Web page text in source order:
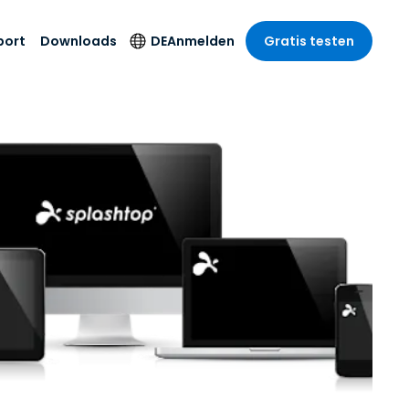
der
Antivirus
Endpunkterkennung
und -reaktion
Foxpass Wi-Fi Zugriff
und Kontrolle
Sicherer Zero-Trust-
Arbeitsbereich
Shield (Anti-Betrug)
und
Sektor
und Design
& Buchhaltung
anzeigen
Support
Downloads DE
English
Deutsch
Español
Português
简体中文
Anmelden Gratis testen